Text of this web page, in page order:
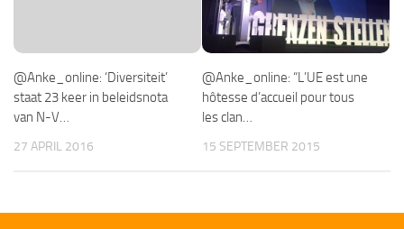
@Anke_online: ‘Diversiteit’
staat 23 keer in beleidsnota
van N-V…
27 APRIL 2016
@Anke_online: “L’UE est une
hôtesse d’accueil pour tous
les clan…
15 SEPTEMBER 2015